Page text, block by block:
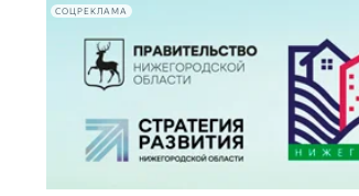
СОЦРЕКЛАМА